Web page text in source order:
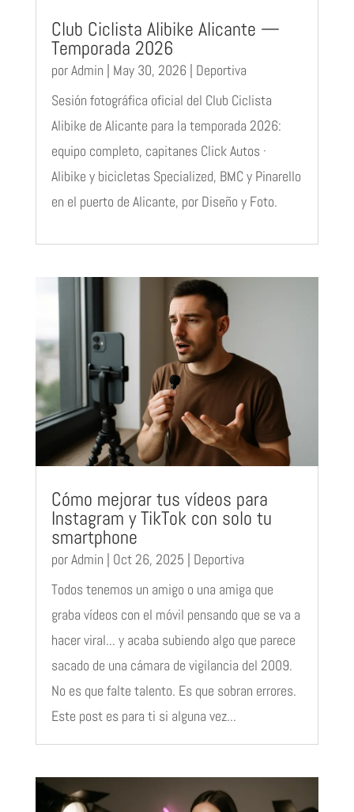
Club Ciclista Alibike Alicante —
Temporada 2026
porAdmin | May 30, 2026| Deportiva
Sesión fotográfica oficial del Club Ciclista
Alibike de Alicante para la temporada 2026:
equipo completo, capitanes Click Autos ·
Alibike y bicicletas Specialized, BMC y Pinarello
en el puerto de Alicante, por Diseño y Foto.
Cómo mejorar tus vídeos para
Instagram y TikTok con solo tu
smartphone
porAdmin | Oct 26, 2025 | Deportiva
Todos tenemos un amigo o una amiga que
graba vídeos con el móvil pensando que se va a
hacer viral... y acaba subiendo algo que parece
sacado de una cámara de vigilancia del 2009.
No es que falte talento. Es que sobran errores.
Este post es para ti si alguna vez...